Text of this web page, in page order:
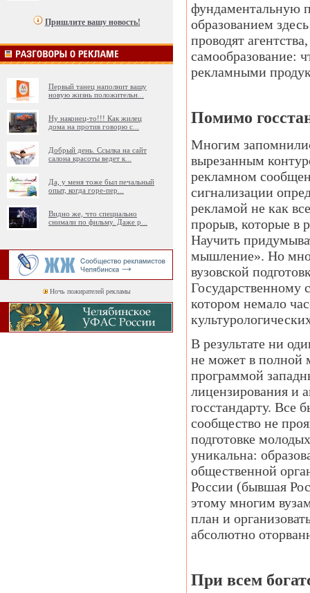
Пришлите вашу новость!
Первый танец наполнит вашу
новую жизнь положительн
Ну наконец-то!!! Как жилец
дома на против говорю с
Добрый день. Ссылка на сайт
салона красоты ведет к
Да, у меня тоже был печальный
опыт, когда горе-пер
Видно же, что специально
снимали по фильму. Даже р
Ночь пожирателей рекламы
фундаментальную
образованием
проводят
самообразование:
рекламными
Помимо
Многим
вырезанным
рекламном
сигнализации
рекламой не как
прорыв, которые в
Научить
мышление». Но
вузовской
Государственному
котором немало
В результате ни
не может в полной
программой
лицензирования и
госстандарту. Все
сообщество не
подготовке
уникальна:
общественной
России (бывшая
этому многим
план и
абсолютно
При всем